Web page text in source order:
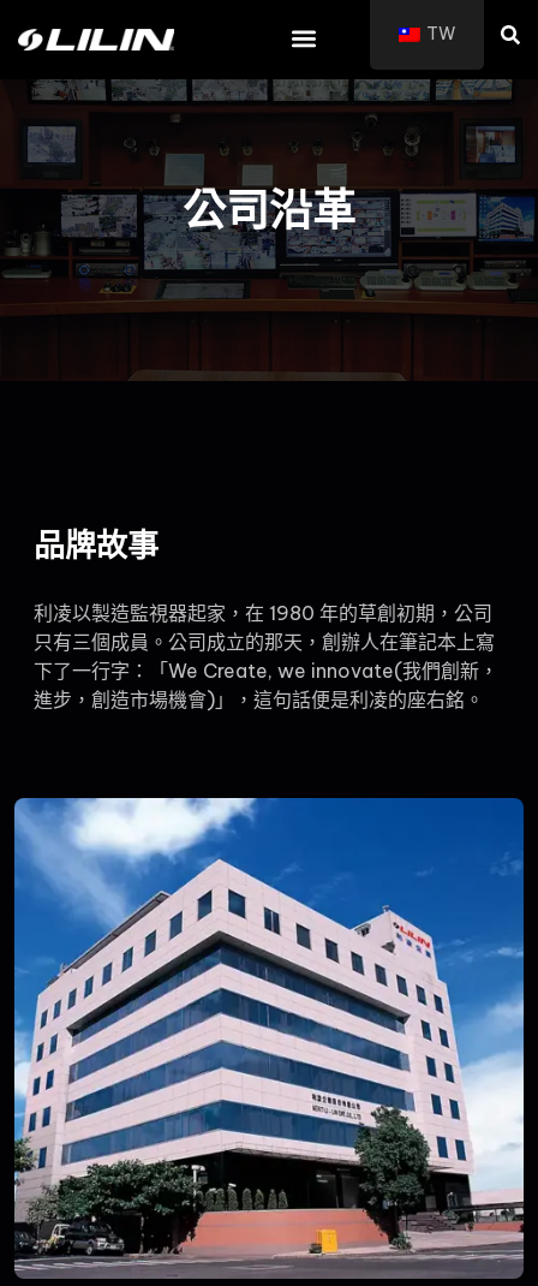
公司沿革
品牌故事
利凌以製造監視器起家，在 1980 年的草創初期，公司
只有三個成員。公司成立的那天，創辦人在筆記本上寫
下了一行字：「We Create, we innovate(我們創新，
進步，創造市場機會)」，這句話便是利凌的座右銘。
TW